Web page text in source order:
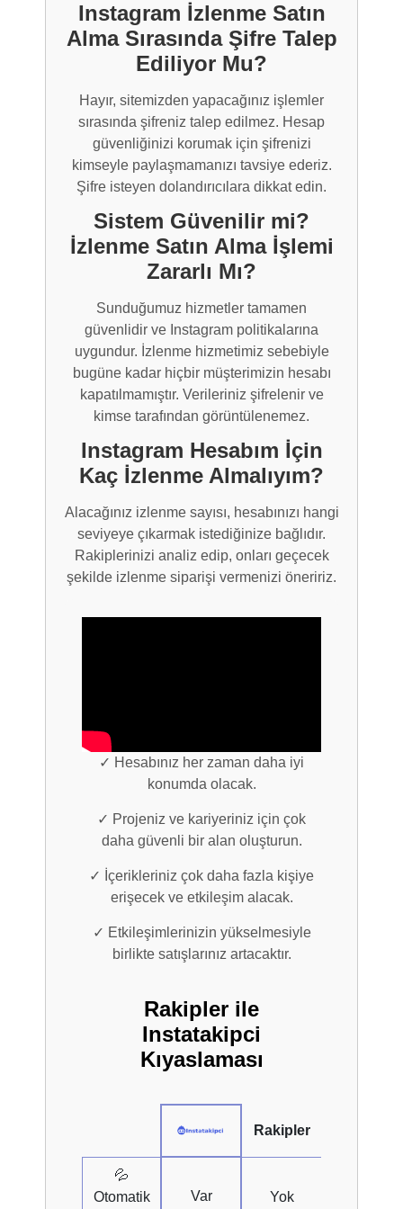
Instagram İzlenme Satın
Alma Sırasında Şifre Talep
Ediliyor Mu?
Hayır, sitemizden yapacağınız işlemler
sırasında şifreniz talep edilmez. Hesap
güvenliğinizi korumak için şifrenizi
kimseyle paylaşmamanızı tavsiye ederiz.
Şifre isteyen dolandırıcılara dikkat edin.
Sistem Güvenilir mi?
İzlenme Satın Alma İşlemi
Zararlı Mı?
Sunduğumuz hizmetler tamamen
güvenlidir ve Instagram politikalarına
uygundur. İzlenme hizmetimiz sebebiyle
bugüne kadar hiçbir müşterimizin hesabı
kapatılmamıştır. Verileriniz şifrelenir ve
kimse tarafından görüntülenemez.
Instagram Hesabım İçin
Kaç İzlenme Almalıyım?
Alacağınız izlenme sayısı, hesabınızı hangi
seviyeye çıkarmak istediğinize bağlıdır.
Rakiplerinizi analiz edip, onları geçecek
şekilde izlenme siparişi vermenizi öneririz.
✓ Hesabınız her zaman daha iyi
konumda olacak.
✓ Projeniz ve kariyeriniz için çok
daha güvenli bir alan oluşturun.
✓ İçerikleriniz çok daha fazla kişiye
erişecek ve etkileşim alacak.
✓ Etkileşimlerinizin yükselmesiyle
birlikte satışlarınız artacaktır.
Rakipler ile
Instatakipci
Kıyaslaması
Rakipler
💦
Otomatik
Var Yok